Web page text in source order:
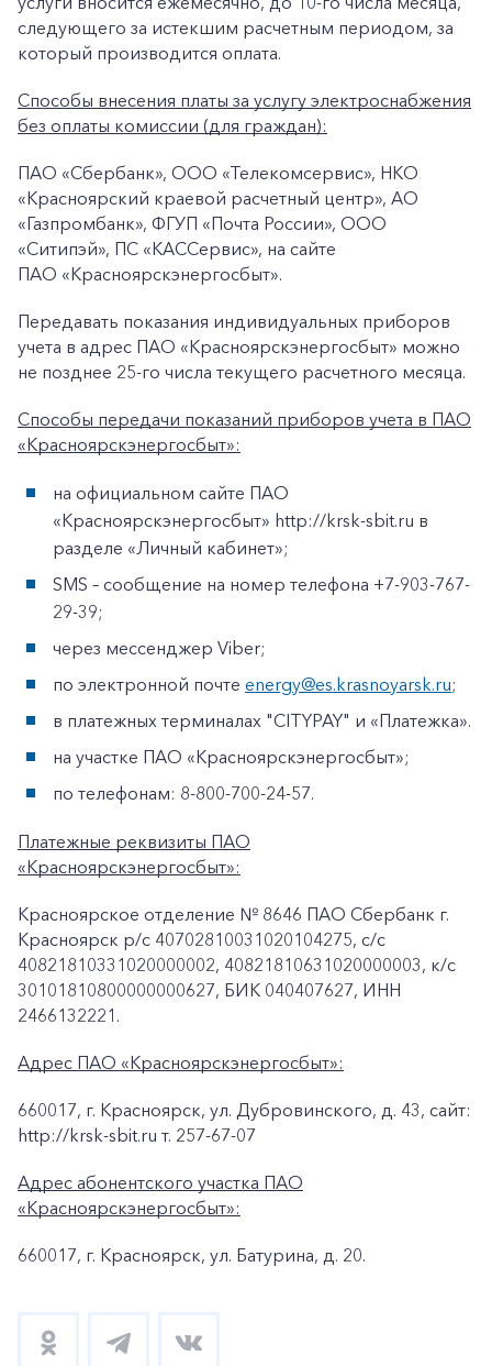
+7-800-700-24-57
Заказать обратный звонок
Частным клиентам
Корпоративным клиентам
следующего за истекшим расчетным периодом, за
который производится оплата.
Способы внесения платы за услугу электроснабжения
без оплаты комиссии (для граждан):
ПАО «Сбербанк», ООО «Телекомсервис», НКО
«Красноярский краевой расчетный центр», АО
«Газпромбанк», ФГУП «Почта России», ООО
«Ситипэй», ПС «КАССервис», на сайте
ПАО «Красноярскэнергосбыт».
Передавать показания индивидуальных приборов
учета в адрес ПАО «Красноярскэнергосбыт» можно
не позднее 25-го числа текущего расчетного месяца.
Способы передачи показаний приборов учета в ПАО
«Красноярскэнергосбыт»:
на официальном сайте ПАО
«Красноярскэнергосбыт» http://krsk-sbit.ru в
разделе «Личный кабинет»;
SMS – сообщение на номер телефона +7-903-767-
29-39;
через мессенджер Viber;
по электронной почте energy@es.krasnoyarsk.ru;
в платежных терминалах "CITYPAY" и «Платежка».
на участке ПАО «Красноярскэнергосбыт»;
по телефонам: 8-800-700-24-57.
Платежные реквизиты ПАО
«Красноярскэнергосбыт»:
Красноярское отделение № 8646 ПАО Сбербанк г.
Красноярск p/c 40702810031020104275, с/с
40821810331020000002, 40821810631020000003, к/c
30101810800000000627, БИК 040407627, ИНН
2466132221.
Адрес ПАО «Красноярскэнергосбыт»:
660017, г. Красноярск, ул. Дубровинского, д. 43, сайт:
http://krsk-sbit.ru т. 257-67-07
Адрес абонентского участка ПАО
«Красноярскэнергосбыт»:
660017, г. Красноярск, ул. Батурина, д. 20.